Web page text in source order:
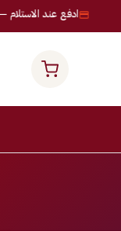
ادفع عند الاستلام —